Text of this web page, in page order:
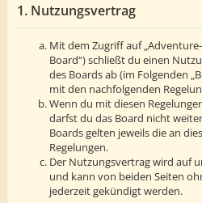
1. Nutzungsvertrag
Mit dem Zugriff auf
Board“) schließt du einen
des Boards ab (im Folgenden
mit den nachfolgenden
Wenn du mit diesen
darfst du das Board nicht
Boards gelten jeweils die an
Regelungen.
Der Nutzungsvertrag wird auf
und kann von beiden Seiten
jederzeit gekündigt werden.